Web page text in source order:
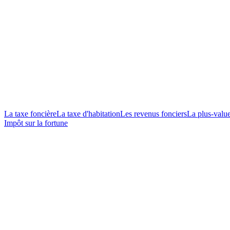
La taxe foncièreLa taxe d'habitationLes revenus fonciersLa plus-
Impôt sur la fortune